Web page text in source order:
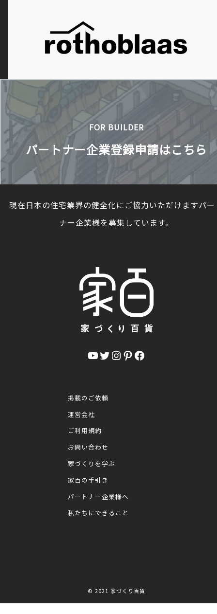
FOR BUILDER
パートナー企業登録申請はこちら
現在日本の住宅業界の健全化にご協力いただけますパ
ナー企業様を募集しています。
YouTube Twitter InstagramPinterest Facebook
掲載のご依頼
運営会社
ご利用規約
お問い合わせ
家づくりを学ぶ
家百の手引き
パートナー企業様へ
私たちにできること
© 2021 家づくり百貨